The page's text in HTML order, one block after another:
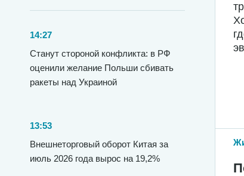
14:27
Станут стороной конфликта: в РФ
оценили желание Польши сбивать
ракеты над Украиной
13:53
Внешнеторговый оборот Китая за
июль 2026 года вырос на 19,2%